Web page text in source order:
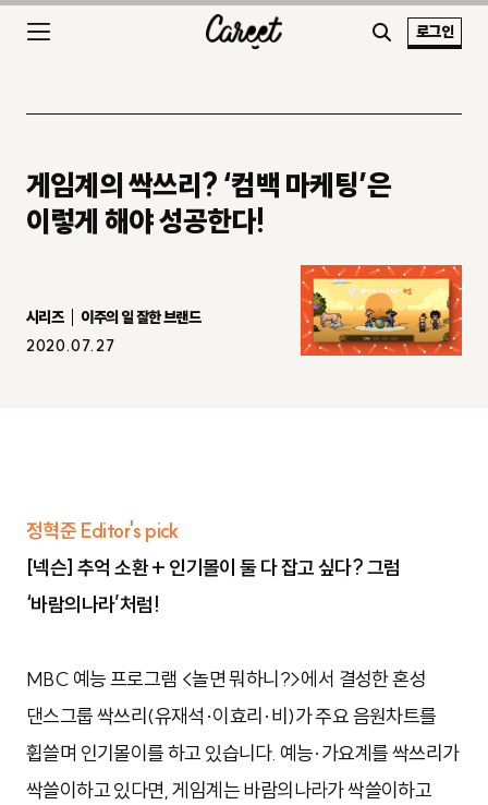
로그인
게임계의 싹쓰리? ‘컴백 마케팅’은
이렇게 해야 성공한다!
시리즈
이주의 일 잘한 브랜드
2020.07.27
정혁준 Editor's pick
[넥슨] 추억 소환 + 인기몰이 둘 다 잡고 싶다? 그럼
‘바람의나라’처럼!
MBC 예능 프로그램 <놀면 뭐하니?>에서 결성한 혼성
댄스그룹 싹쓰리(유재석·이효리·비)가 주요 음원차트를
휩쓸며 인기몰이를 하고 있습니다. 예능·가요계를 싹쓰리가
싹쓸이하고 있다면, 게임계는 바람의나라가 싹쓸이하고